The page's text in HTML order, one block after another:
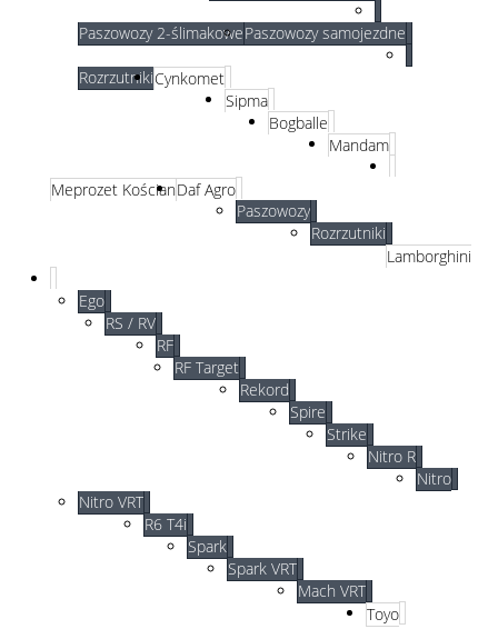
Paszowozy 2-ślimakowePaszowozy samojezdne
RozrzutnikiCynkomet
Sipma
Bogballe
Mandam
Meprozet KościanDaf Agro
Paszowozy
Rozrzutniki
Lamborghini
Ego
RS / RV
RF
RF Target
Rekord
Spire
Strike
Nitro R
Nitro
Nitro VRT
R6 T4i
Spark
Spark VRT
Mach VRT
Toyo